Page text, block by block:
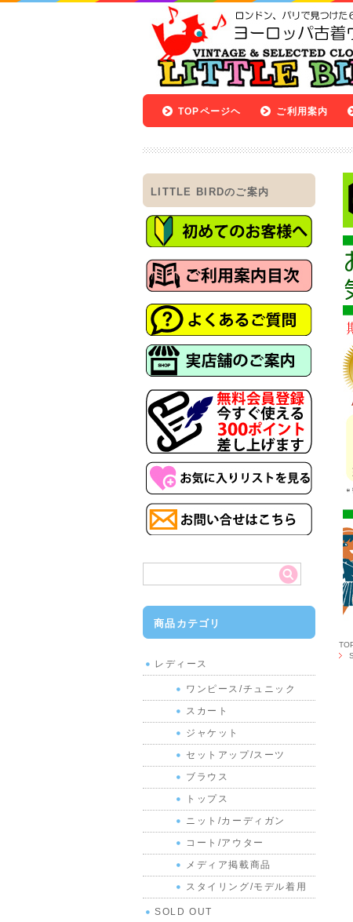
TOPページヘ ご利用案内
LITTLE BIRDのご案内
商品カテゴリ
レディース
ワンピース/チュニック
スカート
ジャケット
セットアップ/スーツ
ブラウス
トップス
ニット/カーディガン
コート/アウター
メディア掲載商品
スタイリング/モデル着用
SOLD OUT